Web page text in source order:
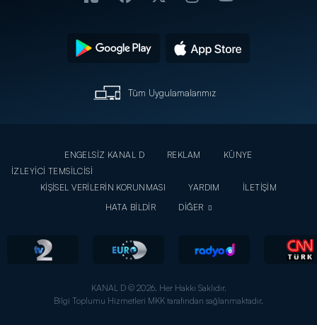
Tüm Uygulamalarımız
ENGELSİZ KANAL D REKLAM
KÜNYE
İZLEYİCİ TEMSİLCİSİ
KİŞİSEL VERİLERİN KORUNMASI
YARDIM
İLETİŞİM
HATA BİLDİR
DİĞER
KANAL D © 2026. Her Hakkı Saklıdır.
Bilgi Toplumu Hizmetleri MKK tarafından sağlanmaktadır.